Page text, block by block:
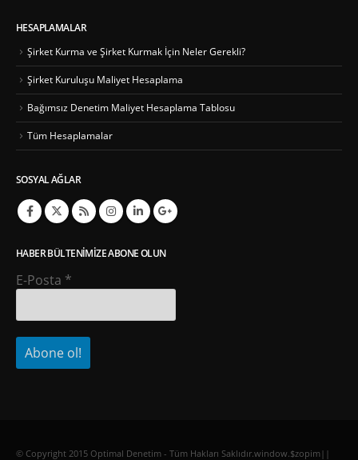
HESAPLAMALAR
Şirket Kurma ve Şirket Kurmak İçin Neler Gerekli?
Şirket Kuruluşu Maliyet Hesaplama
Bağımsız Denetim Maliyet Hesaplama Tablosu
Tüm Hesaplamalar
SOSYAL AĞLAR
HABER BÜLTENIMIZE ABONE OLUN
E-Posta *
© Copyright 2015 Optimal Denetim - Tüm Hakları Saklıdır.window.$zopim||